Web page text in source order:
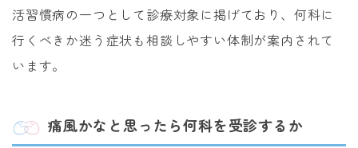
活習慣病の一つとして診療対象に掲げており、何科に
行くべきか迷う症状も相談しやすい体制が案内されて
います。
痛風かなと思ったら何科を受診するか